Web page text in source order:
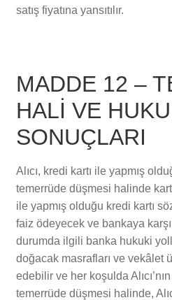
satış fiyatına yansıtılır.
MADDE 12 –
HALİ VE
SONUÇLARI
Alıcı, kredi kartı ile yapmış
temerrüde düşmesi halinde
ile yapmış olduğu kredi kartı
faiz ödeyecek ve bankaya
durumda ilgili banka hukuki
doğacak masrafları ve vekâlet
edebilir ve her koşulda
temerrüde düşmesi halinde,